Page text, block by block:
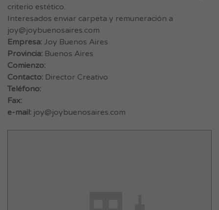
criterio estético.
Interesados enviar carpeta y remuneración a
joy@joybuenosaires.com
Empresa: Joy Buenos Aires
Provincia: Buenos Aires
Comienzo:
Contacto: Director Creativo
Teléfono:
Fax:
e-mail: joy@joybuenosaires.com